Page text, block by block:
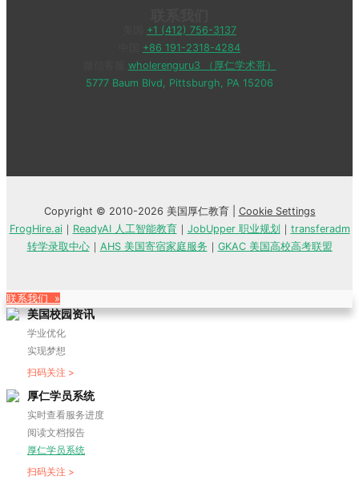
+1 (412) 756-3137
+86 191-2318-4284
wholerenguru3 （厚仁学术哥）
5777 Baum Blvd, Pittsburgh, PA 15206
Copyright © 2010-2026 美国厚仁教育 | Cookie Settings
FrogHire.ai｜ ReadyAI 人工智能教育｜ JobUpper 职业规划 ｜ transferadm
转学录取中心｜ AHS 美国寄宿家庭服务 ｜ GKAC 美国高校高考联盟
联系我们 »
美国校园资讯
学业优化
实现梦想
扫码关注 >
厚仁学员系统
实时查看服务进度
阅读文档报告
厚仁学员系统
扫码关注 >